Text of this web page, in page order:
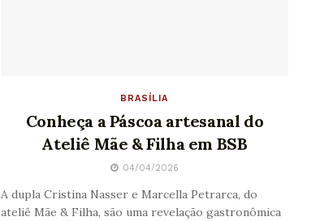
BRASÍLIA
Conheça a Páscoa artesanal do
Ateliê Mãe & Filha em BSB
04/04/2026
A dupla Cristina Nasser e Marcella Petrarca, do
ateliê Mãe & Filha, são uma revelação gastronômica